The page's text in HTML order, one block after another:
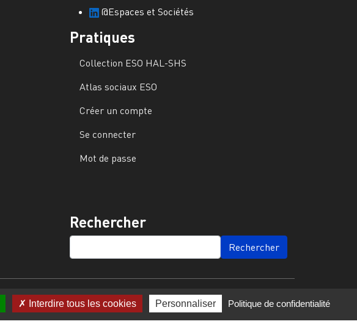
@Espaces et Sociétés
Pratiques
Collection ESO HAL-SHS
Atlas sociaux ESO
Créer un compte
Se connecter
Mot de passe
Rechercher
SEARCH
Interdire tous les cookies Personnaliser Politique de confidentialité